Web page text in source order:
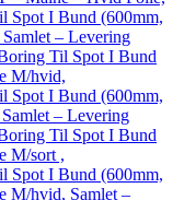
Spot I Bund (600mm,
– Levering
Til Spot I Bund
M/hvid,
Spot I Bund (600mm,
– Levering
Til Spot I Bund
M/sort ,
Spot I Bund (600mm,
M/hvid, Samlet –